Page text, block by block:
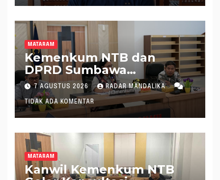
MATARAM
Kemenkum NTB dan
DPRD Sumbawa
Mantapkan Rencana
Pembentukan 8 Raperda
Inisiatif
7 AGUSTUS 2026 RADAR MANDALIKA
TIDAK ADA KOMENTAR
MATARAM
Kanwil Kemenkum NTB